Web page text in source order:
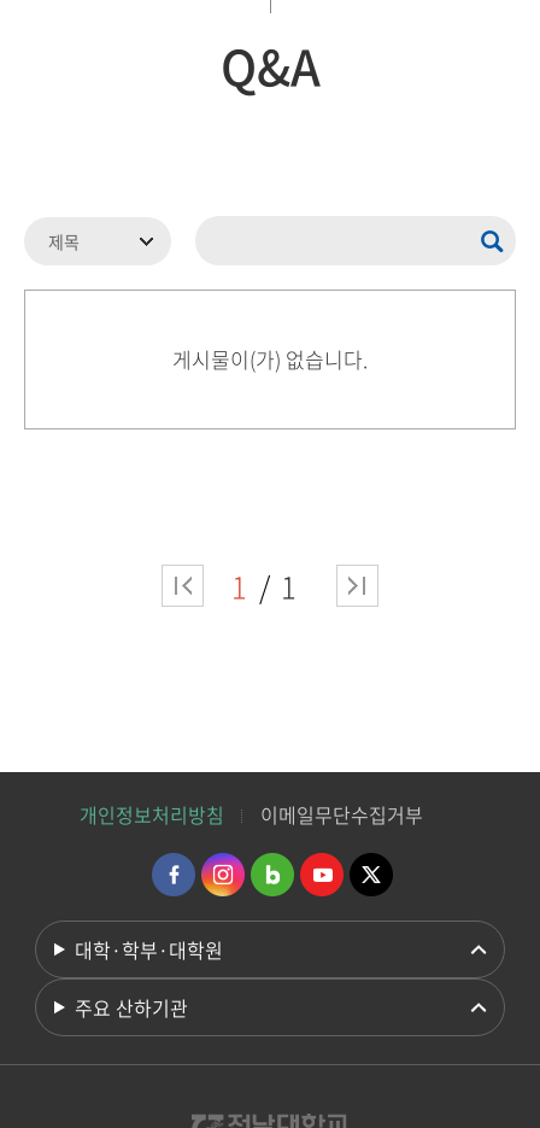
Q&A
게시물이(가) 없습니다.
1 1
개인정보처리방침 이메일무단수집거부
대학·학부·대학원
주요 산하기관